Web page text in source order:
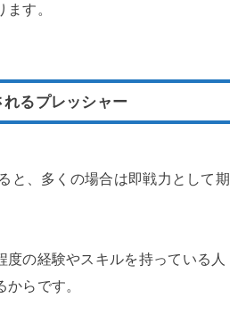
す。
るプレッシャー
と、多くの場合は即戦力として期
度の経験やスキルを持っている人
らです。